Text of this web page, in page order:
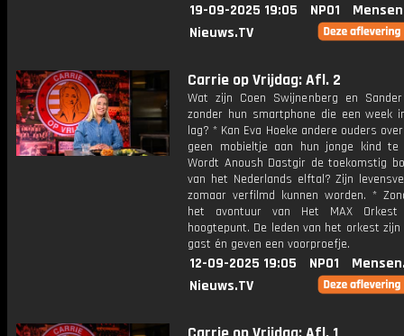
19-09-2025 19:05 NPO1
Nieuws.TV
Carrie op Vrijdag: Afl. 2
Wat zijn Coen Swijnenberg en
zonder hun smartphone die een week
lag? * Kan Eva Hoeke andere ouders
geen mobieltje aan hun jonge kind te
Wordt Anoush Dastgir de toekomstig
van het Nederlands elftal? Zijn
zomaar verfilmd kunnen worden. *
het avontuur van Het MAX
hoogtepunt. De leden van het orkest
gast én geven een voorproefje.
12-09-2025 19:05 NPO1
Nieuws.TV